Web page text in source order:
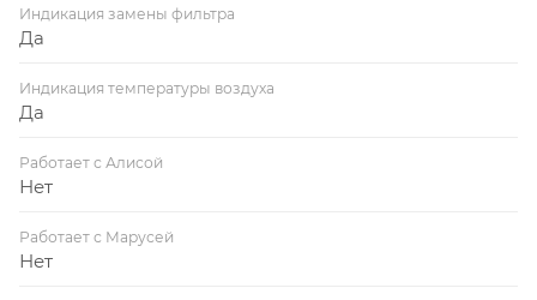
Индикация замены фильтра
Да
Индикация температуры воздуха
Да
Работает с Алисой
Нет
Работает с Марусей
Нет